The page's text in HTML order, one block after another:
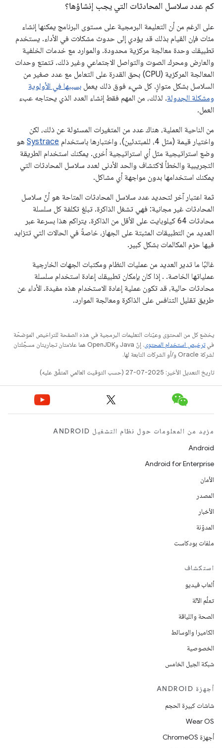
كم عدد سلاسل المحادثات التي يجب إنشاؤها؟
على الرغم من أن التعليمة البرمجية على مستوى البرنامج يمكنها إنشاء
مئات فإن القيام بذلك قد يؤدي إلى حدوث مشكلات في الأداء. يستخدم
تطبيقك وحدة معالجة مركزية محدودة. والموارد مع خدمات الخلفية
والعارض ومحرك الصوت والتواصل الاجتماعي وغير ذلك. تتمتع وحدات
المعالجة المركزية (CPU) بحق القدرة على التعامل مع عدد صغير من
السلاسل بشكل متوازٍ. كل شيء فوق ذلك يعمل بسببها في الأولوية
ومشكلة الجدولة. لذلك، من المهم فقط إنشاء العدد الذي يحتاجه عبء
العمل.
من الناحية العملية، هناك عدد من المتغيرات المسئولة عن ذلك، لكن
واختيار قيمة (مثل 4، للمبتدئين)، واختبارها باستخدام
Systrace هو
وضع استراتيجية مثل أي استراتيجية أخرى. يمكنك استخدام الطريقة
التجريبية والخطأ لاكتشاف والحد الأدنى لعدد سلاسل المحادثات التي
يمكنك استخدامها بدون مواجهة أي مشاكل.
ثمة اعتبار آخر لتحديد عدد سلاسل المحادثات المتاحة هو أنّ سلاسل
المحادثات غير مجانية: فهي تشغل الذاكرة. تبلغ تكلفة كل سلسلة
محادثات 64 كيلوبايت على الأقل من الذاكرة. يتراكم هذا بسرعة عبر
العديد من التطبيقات المثبتة على الجهاز، خاصةً في الحالات التي تتزايد
فيها حزم المكالمات بشكل كبير.
غالبًا ما تدير العديد من عمليات النظام ومكتبات الجهات الخارجية
عملياتها الخاصة. . إذا كان بإمكان تطبيقك إعادة استخدام سلسلة
محادثات حالية، قد تكون عملية إعادة الاستخدام هذه مفيدة. الأداء عن
طريق تقليل التنافس على الذاكرة ومعالجة الموارد.
يخضع كل من المحتوى وعيّنات التعليمات البرمجية في هذه الصفحة للتراخيص الموضحّة
فيترخيص استخدام المحتوى
. إنّ Java وOpenJDK هما علامتان تجاريتان مسجَّلتان
لشركة Oracle و/أو الشركات التابعة لها.
تاريخ التعديل الأخير: 2025-07-27 (حسب التوقيت العالمي المتفَّق عليه)
مزيد من المعلومات حول نظام التشغيل ANDROID
Android
Android for Enterprise
الأمان
المصدر
الأخبار
المدوّنة
ملفات بودكاست
استكشاف
ألعاب فيديو
تعلُم الآلة
الصحة واللياقة
الكاميرا والوسائط
الخصوصية
شبكة الجيل الخامس
أجهزة ANDROID
شاشات كبيرة الحجم
Wear OS
أجهزة ChromeOS